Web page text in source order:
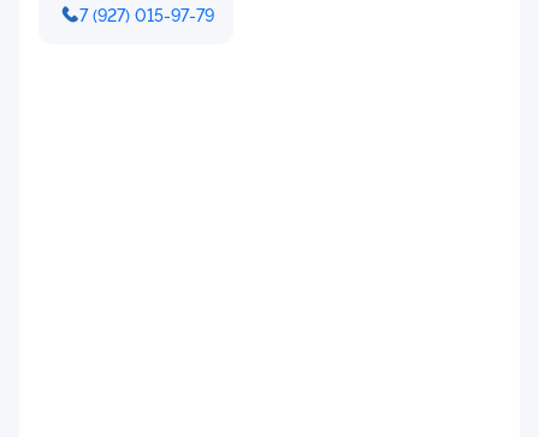
7 (927) 015-97-79